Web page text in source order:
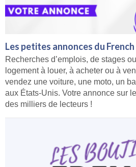
Les petites annonces du
Recherches d’emplois, de stages
logement à louer, à acheter ou à
vendez une voiture, une moto, un
aux États-Unis. Votre annonce sur
des milliers de lecteurs !